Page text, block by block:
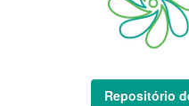
Repositório